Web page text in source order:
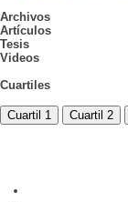
Archivos
Artículos
Tesis
Videos
Cuartiles
Cuartil 1 Cuartil 2